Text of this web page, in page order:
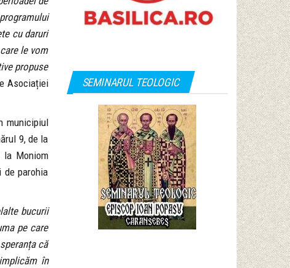
cu daruri
le vom
propuse
Asociației
municipiul
9, de la
la Moniom
de parohia
bucurii
pe care
că
în
SEMINARUL TEOLOGIC